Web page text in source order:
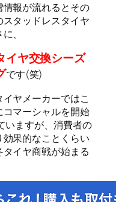
報が流れるとその
タッドレスタイヤ
、
イヤ交換シーズ
です(笑)
ヤメーカーではこ
マーシャルを開始
いますが、消費者の
果的なことくらい
イヤ商戦が始まる